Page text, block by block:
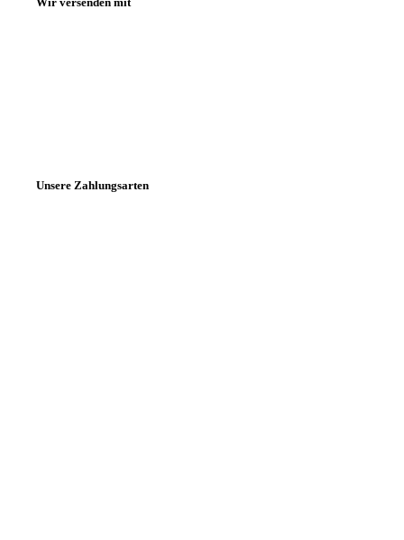
Unsere Zahlungsarten